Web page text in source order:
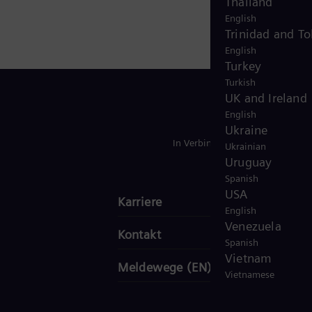
English
Trinidad and
English
Turkey
Turkish
UK and Ireland
English
Ukraine
Ukrainian
Uruguay
Spanish
USA
English
Venezuela
Spanish
Vietnam
Vietnamese
die
In Verbindung bleiben
Karriere
Kontakt
Meldewege (EN)